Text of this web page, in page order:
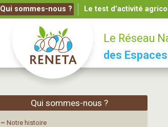
Qui sommes-nous ? Le test d’activité
Le Réseau
des
Qui sommes-nous ?
– Notre histoire